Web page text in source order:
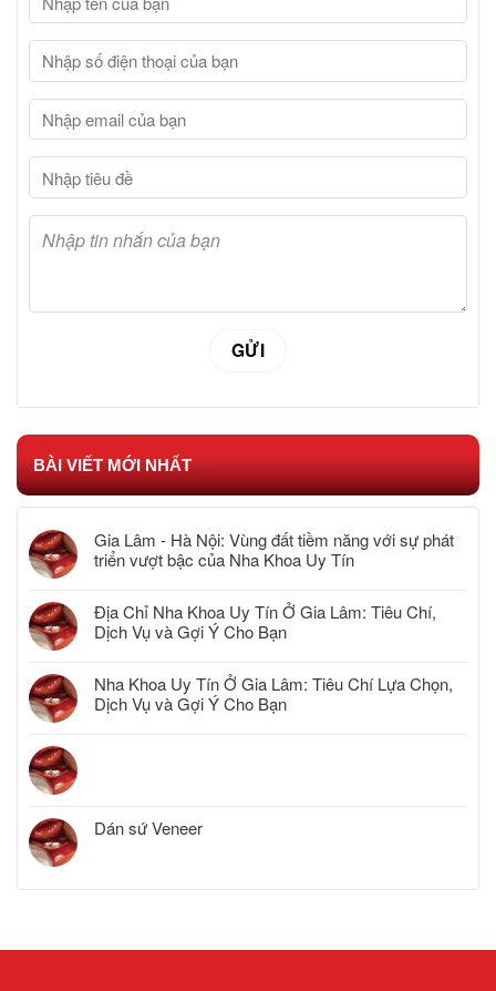
BÀI VIẾT MỚI NHẤT
Gia Lâm - Hà Nội: Vùng đất tiềm năng với sự phát
triển vượt bậc của Nha Khoa Uy Tín
Địa Chỉ Nha Khoa Uy Tín Ở Gia Lâm: Tiêu Chí,
Dịch Vụ và Gợi Ý Cho Bạn
Nha Khoa Uy Tín Ở Gia Lâm: Tiêu Chí Lựa Chọn,
Dịch Vụ và Gợi Ý Cho Bạn
Dán sứ Veneer